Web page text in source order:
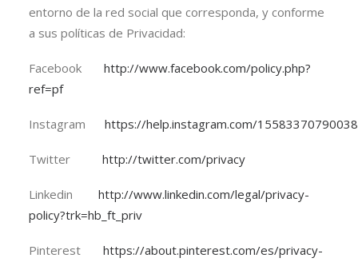
entorno de la red social que corresponda, y conforme
a sus políticas de Privacidad:
Facebook http://www.facebook.com/policy.php?
ref=pf
Instagram https://help.instagram.com/
Twitter http://twitter.com/privacy
Linkedin http://www.linkedin.com/legal/privacy-
policy?trk=hb_ft_priv
Pinterest https://about.pinterest.com/es/privacy-